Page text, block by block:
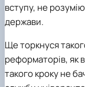
вступу, не
держави.
Ще торкнуся
реформаторів, як
такого кроку не